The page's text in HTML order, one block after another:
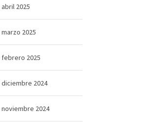
abril 2025
marzo 2025
febrero 2025
diciembre 2024
noviembre 2024